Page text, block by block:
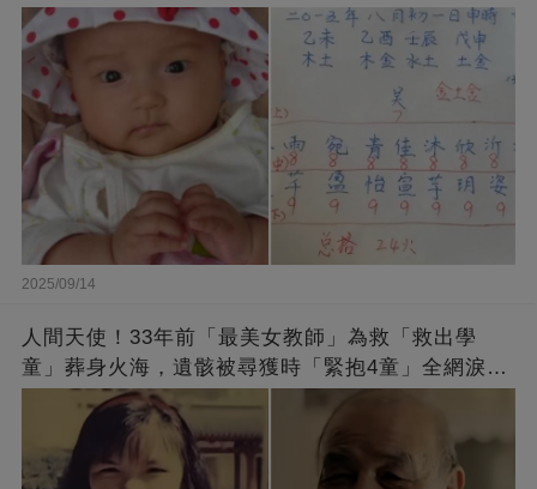
2025/09/14
人間天使！33年前「最美女教師」為救「救出學
童」葬身火海，遺骸被尋獲時「緊抱4童」全網淚
崩：真正的英雄不該被遺忘